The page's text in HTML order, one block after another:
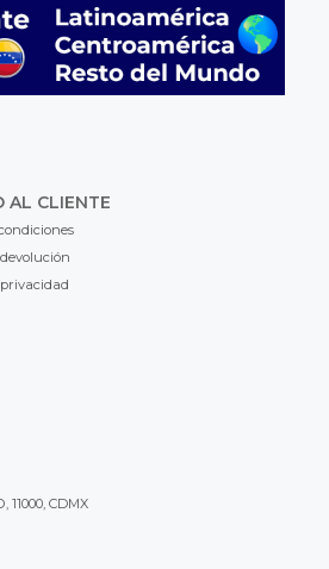
AL CLIENTE
CDMX